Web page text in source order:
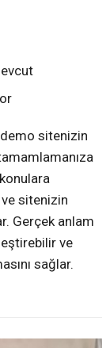
sitenizin
sitenizin
Gerçek anlam
ve
sağlar.